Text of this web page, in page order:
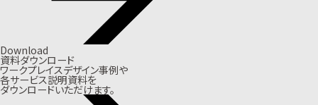
Download
資料ダウンロード
ワークプレイスデザイン事例や
各サービス説明資料を
ダウンロードいただけます。